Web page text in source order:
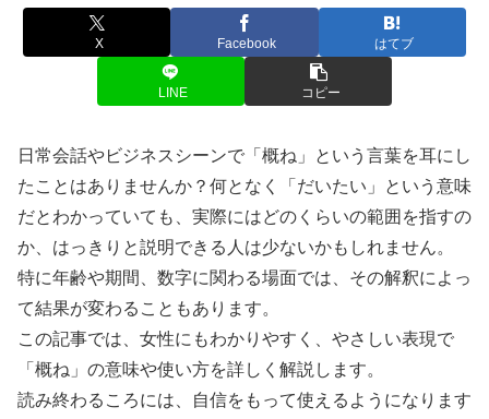
X Facebook はてブ
LINE コピー
日常会話やビジネスシーンで「概ね」という言葉を耳にし
たことはありませんか？何となく「だいたい」という意味
だとわかっていても、実際にはどのくらいの範囲を指すの
か、はっきりと説明できる人は少ないかもしれません。
特に年齢や期間、数字に関わる場面では、その解釈によっ
て結果が変わることもあります。
この記事では、女性にもわかりやすく、やさしい表現で
「概ね」の意味や使い方を詳しく解説します。
読み終わるころには、自信をもって使えるようになります